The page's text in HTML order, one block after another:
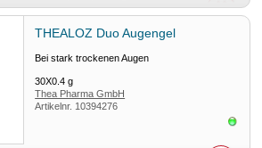
THEALOZ Duo Augengel
Bei stark trockenen Augen
30X0.4g
Thea Pharma GmbH
Artikelnr. 10394276